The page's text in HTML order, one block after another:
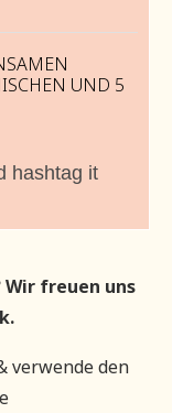
UND 5
hashtag it
freuen uns
verwende den